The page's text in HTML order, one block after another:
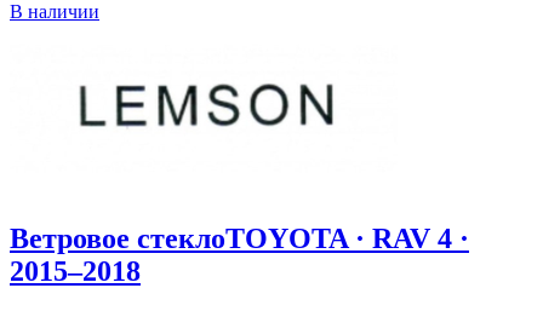
В наличии
Ветровое стеклоTOYOTA · RAV 4 ·
2015–2018